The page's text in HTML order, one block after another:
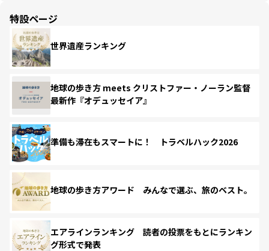
特設ページ
世界遺産ランキング
地球の歩き方 meets クリストファー・ノーラン監督
最新作『オデュッセイア』
準備も滞在もスマートに！ トラベルハック2026
地球の歩き方アワード みんなで選ぶ、旅のベスト。
エアラインランキング 読者の投票をもとにランキン
グ形式で発表